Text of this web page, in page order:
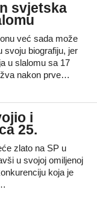
svjetska
već sada može
svoju biografiju, jer
u slalomu sa 17
nakon prve…
i
25.
zlato na SP u
u svojoj omiljenoj
koja je